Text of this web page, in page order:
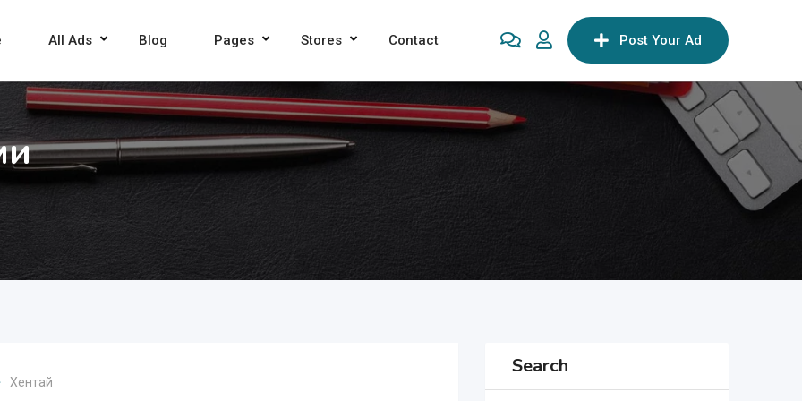
All Ads Blog Pages Stores Contact Post Your Ad
Хентай
Search